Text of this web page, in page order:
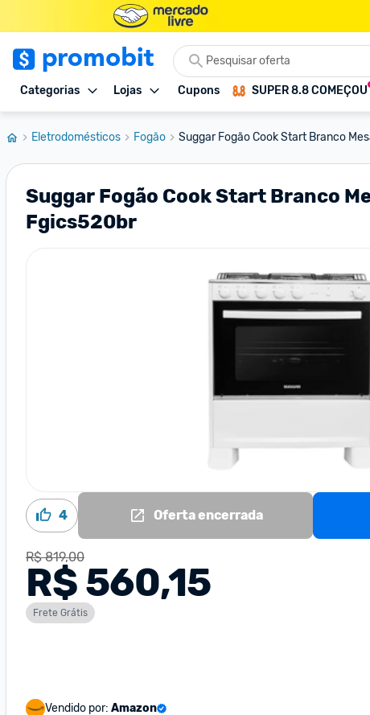
Categorias Lojas Cupons SUPER 8.8 COMEÇOU
Eletrodomésticos Fogão Suggar Fogão Cook Start Branco
Suggar Fogão Cook Start Branco
Fgics520br
4 Oferta encerrada
R$ 819,00
R$ 560,15
Frete Grátis
Vendido por: Amazon